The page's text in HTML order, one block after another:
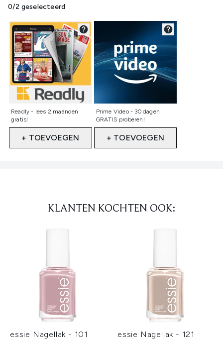
0/2 geselecteerd
Readly - lees 2 maanden
gratis!
Niet geselecteerd
+ TOEVOEGEN
Prime Video - 30 dagen
GRATIS proberen!
Niet geselecteerd
+ TOEVOEGEN
KLANTEN KOCHTEN OOK:
essie Nagellak - 101
essie Nagellak - 121